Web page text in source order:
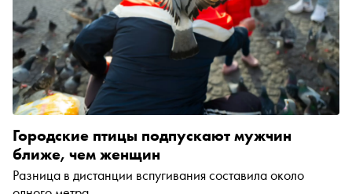
Городские птицы подпускают мужчин
ближе, чем женщин
Разница в дистанции вспугивания составила около